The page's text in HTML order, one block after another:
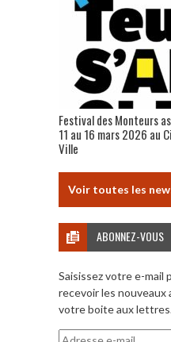
Festival des Monteurs
11 au 16 mars 2026 au
Ville
Voir toutes les
ABONNEZ-VOUS
Saisissez votre e-mail
recevoir les
votre boite aux
Adresse